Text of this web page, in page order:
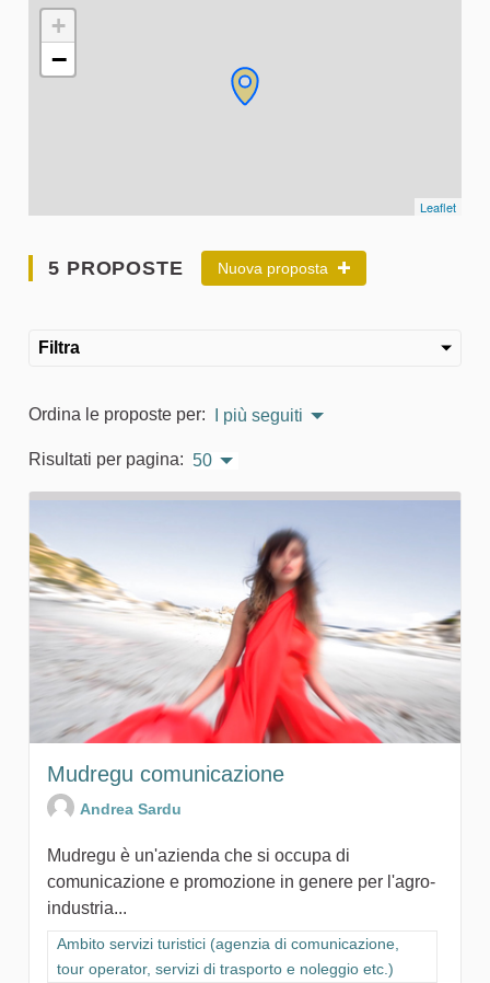
L'elemento seguente è una mappa che presenta gli
+
−
Leaflet
5 PROPOSTE Nuova proposta
Filtra
Ordina le proposte per: I più seguiti
Risultati per pagina: 50
Mudregu comunicazione
Andrea Sardu
Mudregu è un'azienda che si occupa di
comunicazione e promozione in genere per l'agro-
industria...
Filtra i risultati per categoria: Ambito servizi turistici (agenzia
Ambito servizi turistici (agenzia di comunicazione,
tour operator, servizi di trasporto e noleggio etc.)